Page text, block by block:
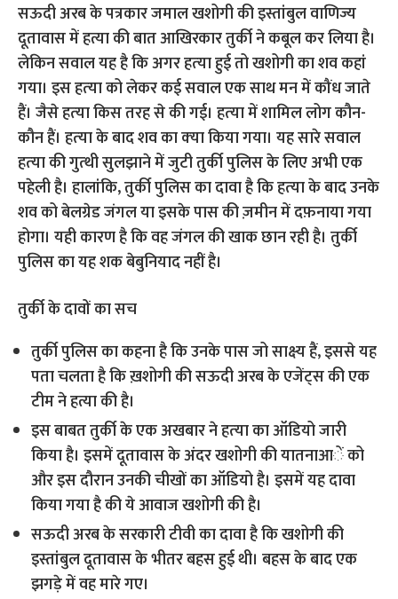
सऊदी अरब के पत्रकार जमाल खशोगी की इस्तांबुल वाणिज्य
दूतावास में हत्या की बात आखिरकार तुर्की ने कबूल कर लिया है।
लेकिन सवाल यह है कि अगर हत्‍या हुई तो खशोगी का शव कहां
गया। इस हत्‍या को लेकर कई सवाल एक साथ मन में कौंध जाते
हैं। जैसे हत्‍या किस तरह से की गई। हत्‍या में शामिल लोग कौन-
कौन हैं। हत्‍या के बाद शव का क्‍या किया गया। यह सारे सवाल
हत्‍या की गुत्‍थी सुलझाने में जुटी तुर्की पुलिस के लिए अभी एक
पहेली है। हालांक‍ि, तुर्की पुलिस का दावा है कि हत्‍या के बाद उनके
शव को बेलग्रेड जंगल या इसके पास की ज़मीन में दफ़नाया गया
होगा। यही कारण है कि वह जंगल की खाक छान रही है। तुर्की
पुलिस का यह शक बेबुनियाद नहीं है।
तुर्की के दावों का सच
तुर्की पुलिस का कहना है कि उनके पास जो साक्ष्‍य हैं, इससे यह
पता चलता है कि ख़शोगी की सऊदी अरब के एजेंट्स की एक
टीम ने हत्या की है।
इस बाबत तुर्की के एक अखबार ने हत्‍या का ऑडियो जारी
किया है। इसमें दूतावास के अंदर खशोगी की यातनाआें को
और इस दौरान उनकी चीखों का ऑडियो है। इसमें यह दावा
किया गया है की ये आवाज खशोगी की है।
सऊदी अरब के सरकारी टीवी का दावा है कि खशोगी की
इस्तांबुल दूतावास के भीतर बहस हुई थी। बहस के बाद एक
झगड़े में वह मारे गए।